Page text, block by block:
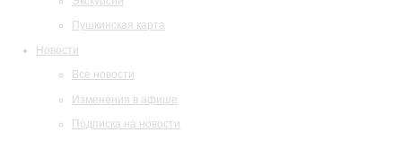
Пушкинская карта
Новости
Все новости
Изменения в афише
Подписка на новости